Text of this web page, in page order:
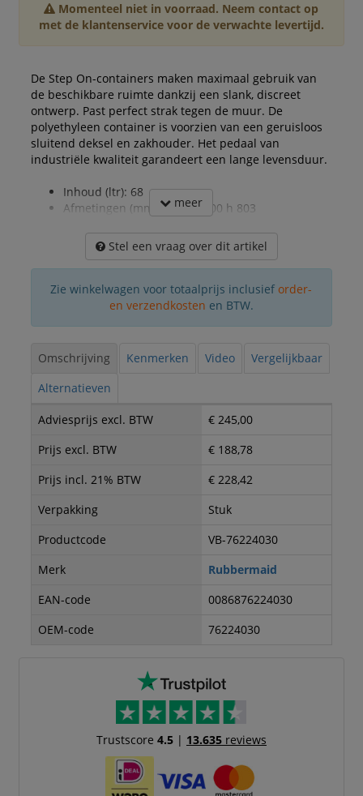
Momenteel niet in voorraad. Neem contact op
met de klantenservice voor de verwachte levertijd.
De Step On-containers maken maximaal gebruik van
de beschikbare ruimte dankzij een slank, discreet
ontwerp. Past perfect strak tegen de muur. De
polyethyleen container is voorzien van een geruisloos
sluitend deksel en zakhouder. Het pedaal van
industriële kwaliteit garandeert een lange levensduur.
Inhoud (ltr): 68
Afmetingen (mm): b 311 l 500 h 803
meer
Stel een vraag over dit artikel
Zie winkelwagen voor totaalprijs inclusief order-
en verzendkosten en BTW.
Omschrijving Kenmerken Video
Vergelijkbaar
Alternatieven
Adviesprijs excl. BTW
€ 245,00
Prijs excl. BTW
€ 188,78
Prijs incl. 21% BTW
€ 228,42
Verpakking
Stuk
Productcode
VB-76224030
Merk
Rubbermaid
EAN-code
0086876224030
OEM-code
76224030
Trustscore 4.5| 13.635reviews